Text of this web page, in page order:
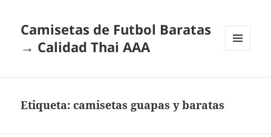
Camisetas de Futbol Baratas
→ Calidad Thai AAA
Etiqueta:camisetas guapas y baratas